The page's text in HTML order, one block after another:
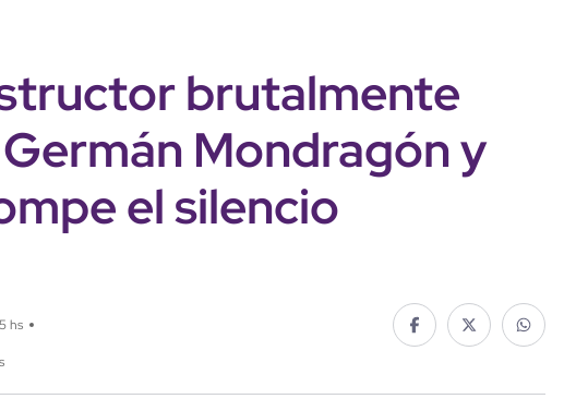
brutalmente
Mondragón y
el silencio
hs